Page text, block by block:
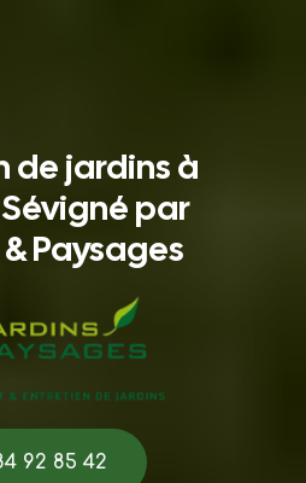
de jardins à
par
Paysages
92 85 42